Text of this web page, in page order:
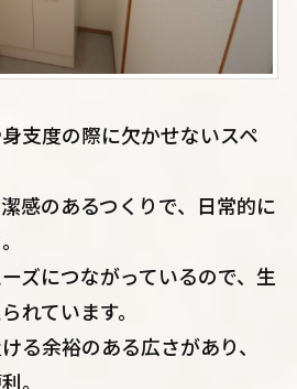
支度の際に欠かせないスペ
感のあるつくりで、日常的に
ズにつながっているので、生
れています。
る余裕のある広さがあり、
。